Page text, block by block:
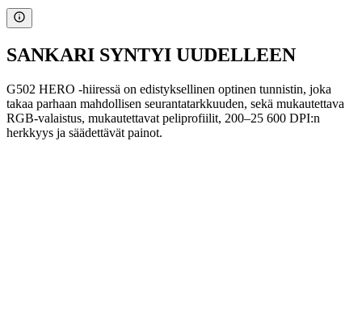
SANKARI SYNTYI UUDELLEEN
G502 HERO -hiiressä on edistyksellinen optinen tunnistin, joka
takaa parhaan mahdollisen seurantatarkkuuden, sekä mukautettava
RGB-valaistus, mukautettavat peliprofiilit, 200–25 600 DPI:n
herkkyys ja säädettävät painot.